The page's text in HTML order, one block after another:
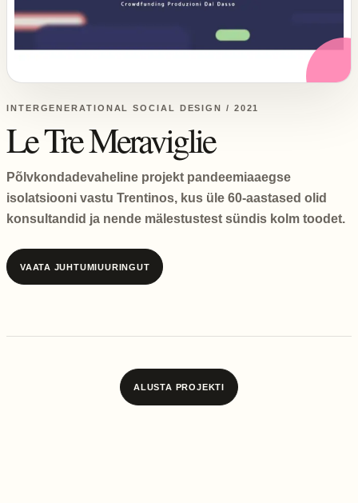
INTERGENERATIONAL SOCIAL DESIGN / 2021
Le Tre Meraviglie
Põlvkondadevaheline projekt pandeemiaaegse
isolatsiooni vastu Trentinos, kus üle 60-aastased olid
konsultandid ja nende mälestustest sündis kolm toodet.
VAATA JUHTUMIUURINGUT
ALUSTA PROJEKTI